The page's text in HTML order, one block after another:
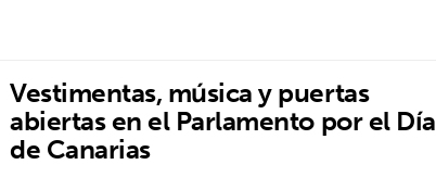
Vestimentas, música y puertas
abiertas en el Parlamento por el Día
de Canarias